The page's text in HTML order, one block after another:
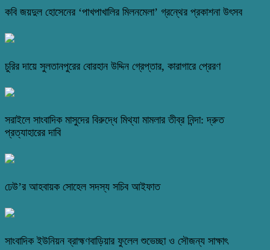
কবি জয়দুল হোসেনের ‘পাখপাখালির মিলনমেলা’ গ্রন্থের প্রকাশনা উৎসব
চুরির দায়ে সুলতানপুরের বোরহান উদ্দিন গ্রেপ্তার, কারাগারে প্রেরণ
সরাইলে সাংবাদিক মাসুদের বিরুদ্ধে মিথ্যা মামলার তীব্র নিন্দা: দ্রুত
প্রত্যাহারের দাবি
ঢেউ’র আহবায়ক সোহেল সদস্য সচিব আইফাত
সাংবাদিক ইউনিয়ন ব্রাহ্মণবাড়িয়ার ফুলেল শুভেচ্ছা ও সৌজন্য সাক্ষাৎ